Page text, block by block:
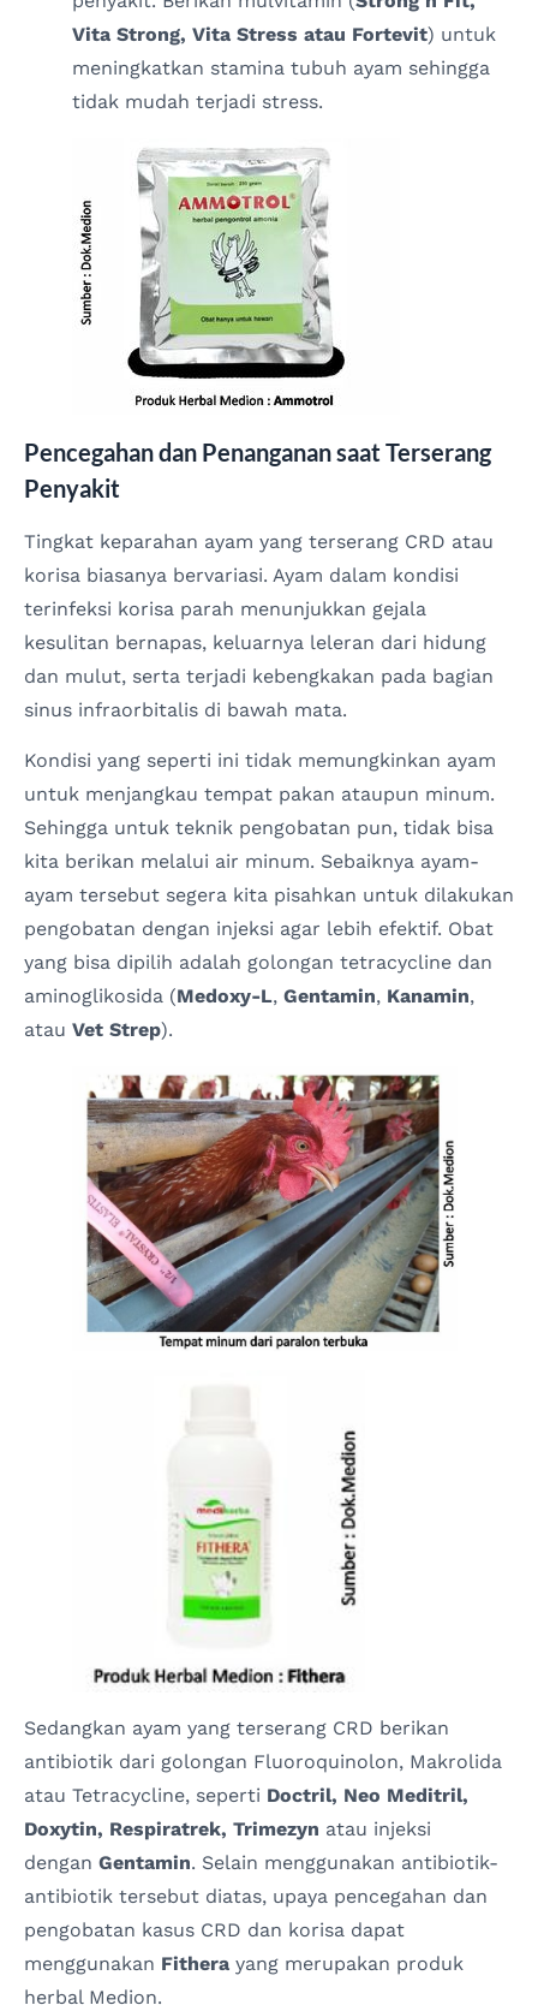
Vita Strong, Vita Stress atau Fortevit) untuk
meningkatkan stamina tubuh ayam sehingga
tidak mudah terjadi stress.
Pencegahan dan Penanganan saat Terserang
Penyakit
Tingkat keparahan ayam yang terserang CRD atau
korisa biasanya bervariasi. Ayam dalam kondisi
terinfeksi korisa parah menunjukkan gejala
kesulitan bernapas, keluarnya leleran dari hidung
dan mulut, serta terjadi kebengkakan pada bagian
sinus infraorbitalis di bawah mata.
Kondisi yang seperti ini tidak memungkinkan ayam
untuk menjangkau tempat pakan ataupun minum.
Sehingga untuk teknik pengobatan pun, tidak bisa
kita berikan melalui air minum. Sebaiknya ayam-
ayam tersebut segera kita pisahkan untuk dilakukan
pengobatan dengan injeksi agar lebih efektif. Obat
yang bisa dipilih adalah golongan tetracycline dan
aminoglikosida (Medoxy-L, Gentamin, Kanamin,
atau Vet Strep).
Sedangkan ayam yang terserang CRD berikan
antibiotik dari golongan Fluoroquinolon, Makrolida
atau Tetracycline, seperti Doctril, Neo Meditril,
Doxytin, Respiratrek, Trimezyn atau injeksi
dengan Gentamin. Selain menggunakan antibiotik-
antibiotik tersebut diatas, upaya pencegahan dan
pengobatan kasus CRD dan korisa dapat
menggunakan Fithera yang merupakan produk
herbal Medion.